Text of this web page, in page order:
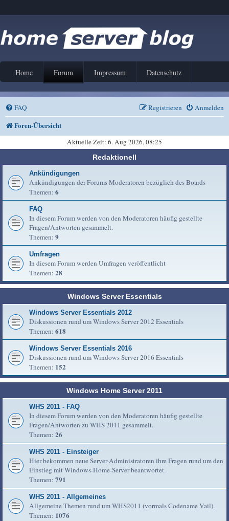
Home Forum Impressum Datenschutz
FAQ Anmelden
Registrieren
Foren-Übersicht
Aktuelle Zeit: 6. Aug 2026, 08:25
Redaktionell
Ankündigungen
Ankündigungen der Forums Moderatoren bezüglich des Boards
Themen: 6
FAQ
In diesem Forum werden von den Moderatoren häufig gestellte
Fragen/Antworten gesammelt.
Themen: 9
Umfragen
In diesem Forum werden Umfragen veröffentlicht
Themen: 28
Windows Server Essentials
Windows Server Essentials 2012
Diskussionen rund um Windows Server 2012 Essentials
Themen: 618
Windows Server Essentials 2016
Diskussionen rund um Windows Server 2016 Essentials
Themen: 152
Windows Home Server 2011
WHS 2011 - FAQ
In diesem Forum werden von den Moderatoren häufig gestellte
Fragen/Antworten zu WHS 2011 gesammelt.
Themen: 26
WHS 2011 - Einsteiger
Hier bekommen neue Server-Administratoren ihre Fragen rund um den
Einstieg mit Windows-Home-Server beantwortet.
Themen: 791
WHS 2011 - Allgemeines
Allgemeine Themen rund um WHS2011 (vormals Codename Vail).
Themen: 1076